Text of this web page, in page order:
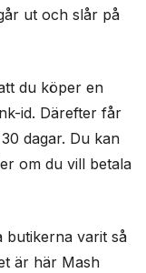
ut och slår på
du köper en
id. Därefter får
dagar. Du kan
om du vill betala
butikerna varit så
är här Mash